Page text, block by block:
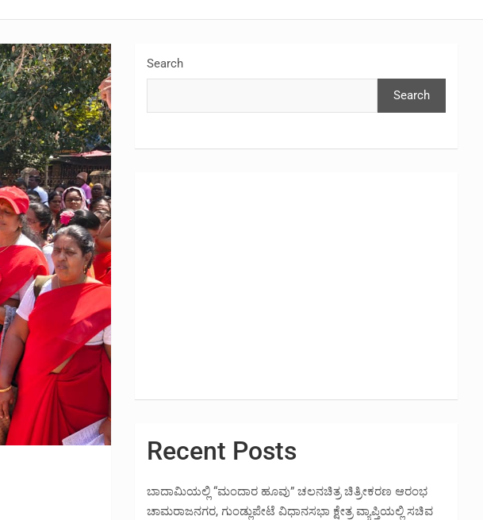
Search
Search
Recent Posts
ಬಾದಾಮಿಯಲ್ಲಿ “ಮಂದಾರ ಹೂವು” ಚಲನಚಿತ್ರ ಚಿತ್ರೀಕರಣ ಆರಂಭ
ಚಾಮರಾಜನಗರ, ಗುಂಡ್ಲುಪೇಟೆ ವಿಧಾನಸಭಾ ಕ್ಷೇತ್ರ ವ್ಯಾಪ್ತಿಯಲ್ಲಿ ಸಚಿವ